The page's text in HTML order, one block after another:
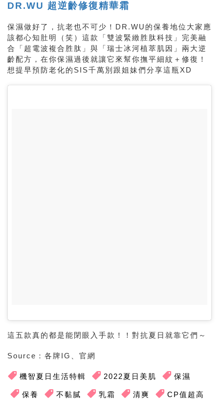
DR.WU 超逆齡修復精華霜
保濕做好了，抗老也不可少！DR.WU的保養地位大家應
該都心知肚明（笑）這款「雙波緊緻胜肽科技」完美融
合「超電波複合胜肽」與「瑞士冰河植萃肌因」兩大逆
齡配方，在你保濕過後就讓它來幫你撫平細紋＋修復！
想提早預防老化的SIS千萬別跟姐妹們分享這瓶XD
這五款真的都是能閉眼入手款！！對抗夏日就靠它們～
Source：各牌IG、官網
機智夏日生活特輯 2022夏日美肌 保濕
保養 不黏膩 乳霜 清爽 CP值超高